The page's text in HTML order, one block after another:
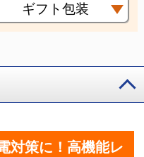
ギフト包装
対策に！高機能レ